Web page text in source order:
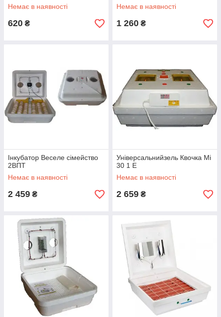
терморегулятором
Немає в наявності
620 ₴
терморегулятором
Немає в наявності
1 260 ₴
Інкубатор Веселе сімейство
2ВПТ
Немає в наявності
2 459 ₴
Універсальнийзель Квочка Mi
30 1 Е
Немає в наявності
2 659 ₴